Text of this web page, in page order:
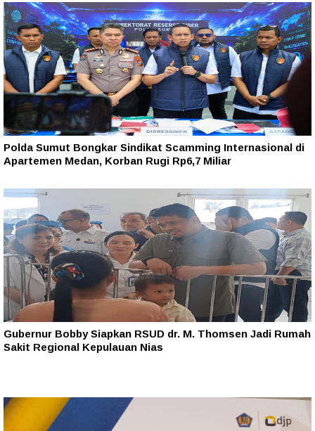
Polda Sumut Bongkar Sindikat Scamming Internasional di
Apartemen Medan, Korban Rugi Rp6,7 Miliar
Gubernur Bobby Siapkan RSUD dr. M. Thomsen Jadi Rumah
Sakit Regional Kepulauan Nias